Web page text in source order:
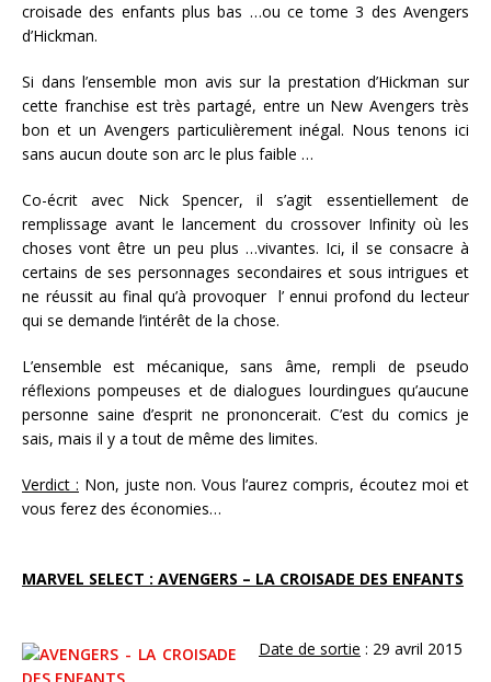
croisade des enfants plus bas …ou ce tome 3 des Avengers
d’Hickman.
Si dans l’ensemble mon avis sur la prestation d’Hickman sur
cette franchise est très partagé, entre un New Avengers très
bon et un Avengers particulièrement inégal. Nous tenons ici
sans aucun doute son arc le plus faible …
Co-écrit avec Nick Spencer, il s’agit essentiellement de
remplissage avant le lancement du crossover Infinity où les
choses vont être un peu plus …vivantes. Ici, il se consacre à
certains de ses personnages secondaires et sous intrigues et
ne réussit au final qu’à provoquer l’ ennui profond du lecteur
qui se demande l’intérêt de la chose.
L’ensemble est mécanique, sans âme, rempli de pseudo
réflexions pompeuses et de dialogues lourdingues qu’aucune
personne saine d’esprit ne prononcerait. C’est du comics je
sais, mais il y a tout de même des limites.
Verdict : Non, juste non. Vous l’aurez compris, écoutez moi et
vous ferez des économies…
MARVEL SELECT : AVENGERS – LA CROISADE DES ENFANTS
Date de sortie : 29 avril 2015